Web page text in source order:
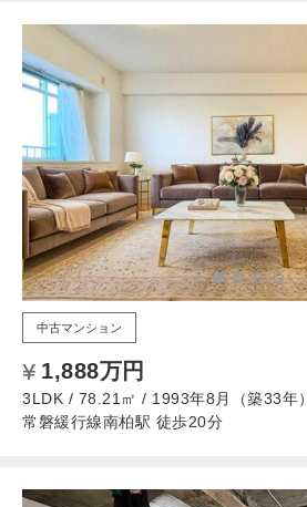
中古マンション
1,888万円
3LDK / 78.21㎡ / 1993年8月（築33年）
常磐緩行線南柏駅 徒歩20分